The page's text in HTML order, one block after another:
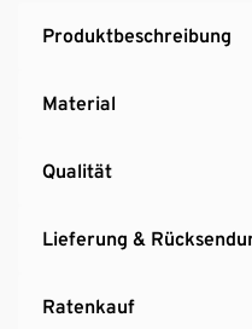
Produktbeschreibung
Material
Qualität
Lieferung &
Ratenkauf